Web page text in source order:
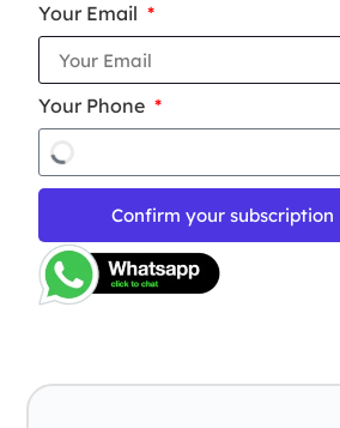
Your Email
Your Phone
Confirm your subscription